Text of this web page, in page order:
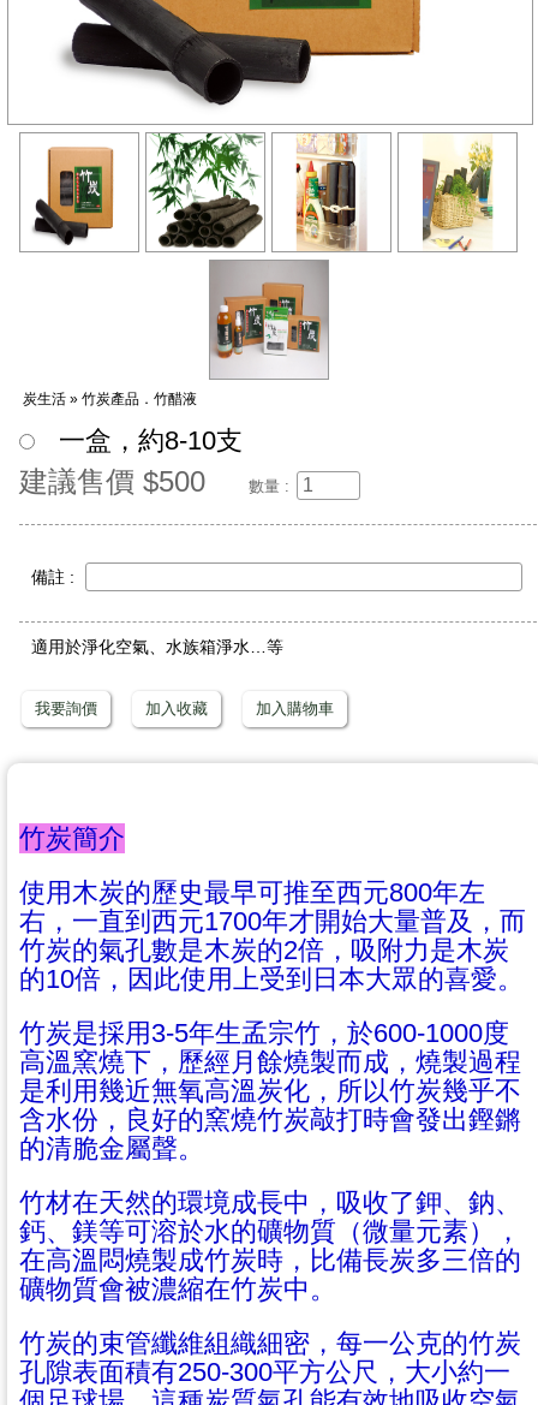
炭生活 » 竹炭產品．竹醋液
一盒，約8-10支
建議售價 $500 數量 :
備註 :
適用於淨化空氣、水族箱淨水…等
我要詢價 加入收藏 加入購物車
竹炭簡介
使用木炭的歷史最早可推至西元800年左
右，一直到西元1700年才開始大量普及，而
竹炭的氣孔數是木炭的2倍，吸附力是木炭
的10倍，因此使用上受到日本大眾的喜愛。
竹炭是採用3-5年生孟宗竹，於600-1000度
高溫窯燒下，歷經月餘燒製而成，燒製過程
是利用幾近無氧高溫炭化，所以竹炭幾乎不
含水份，良好的窯燒竹炭敲打時會發出鏗鏘
的清脆金屬聲。
竹材在天然的環境成長中，吸收了鉀、鈉、
鈣、鎂等可溶於水的礦物質（微量元素），
在高溫悶燒製成竹炭時，比備長炭多三倍的
礦物質會被濃縮在竹炭中。
竹炭的束管纖維組織細密，每一公克的竹炭
孔隙表面積有250-300平方公尺，大小約一